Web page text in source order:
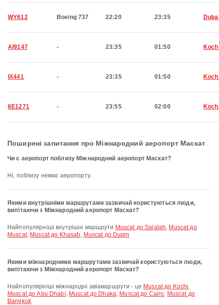
WY612 Boeing 737 22:20 23:35
AI9147 - 23:35 01:50
IX441 - 23:35 01:50
6E1271 - 23:55 02:00
Поширені запитання про Міжнародний аеропорт Маскат
Чи є аеропорт поблизу Міжнародний аеропорт Маскат?
Ні, поблизу немає аеропорту.
Якими внутрішніми маршрутами зазвичай користуються люди,
вилітаючи з Міжнародний аеропорт Маскат?
Найпопулярніші внутрішні маршрути Muscat до Salalah, Muscat до
Muscat, Muscat до Khasab, Muscat до Duqm
Якими міжнародними маршрутами зазвичай користуються люди,
вилітаючи з Міжнародний аеропорт Маскат?
Найпопулярніші міжнародні авіамаршрути - це Muscat до Kochi,
Muscat до Abu Dhabi, Muscat до Dhaka, Muscat до Cairo, Muscat до
Bangkok